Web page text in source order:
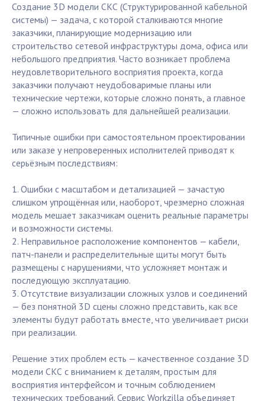
Создание 3D модели СКС (Структурированной кабельной
системы) — задача, с которой сталкиваются многие
заказчики, планирующие модернизацию или
строительство сетевой инфраструктуры дома, офиса или
небольшого предприятия. Часто возникает проблема
неудовлетворительного восприятия проекта, когда
заказчики получают неудобоваримые планы или
технические чертежи, которые сложно понять, а главное
— сложно использовать для дальнейшей реализации.
Типичные ошибки при самостоятельном проектировании
или заказе у непроверенных исполнителей приводят к
серьёзным последствиям:
1. Ошибки с масштабом и детализацией — зачастую
слишком упрощённая или, наоборот, чрезмерно сложная
модель мешает заказчикам оценить реальные параметры
и возможности системы.
2. Неправильное расположение компонентов — кабели,
патч-панели и распределительные щиты могут быть
размещены с нарушениями, что усложняет монтаж и
последующую эксплуатацию.
3. Отсутствие визуализации сложных узлов и соединений
— без понятной 3D сцены сложно представить, как все
элементы будут работать вместе, что увеличивает риски
при реализации.
Решение этих проблем есть — качественное создание 3D
модели СКС с вниманием к деталям, простым для
восприятия интерфейсом и точным соблюдением
технических требований. Сервис Workzilla объединяет